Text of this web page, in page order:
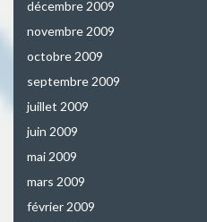
décembre 2009
novembre 2009
octobre 2009
septembre 2009
juillet 2009
juin 2009
mai 2009
mars 2009
février 2009